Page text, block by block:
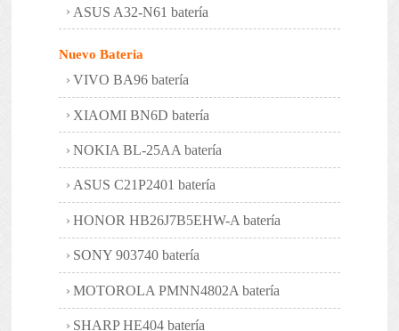
ASUS A32-N61 batería
Nuevo Bateria
VIVO BA96 batería
XIAOMI BN6D batería
NOKIA BL-25AA batería
ASUS C21P2401 batería
HONOR HB26J7B5EHW-A batería
SONY 903740 batería
MOTOROLA PMNN4802A batería
SHARP HE404 batería